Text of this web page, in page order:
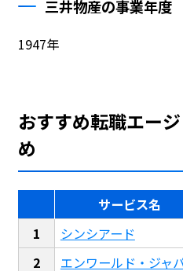
三井物産の事業年度
1947年
おすすめ転職エー
め
サービス名
シンシアード
エンワールド・ジャ